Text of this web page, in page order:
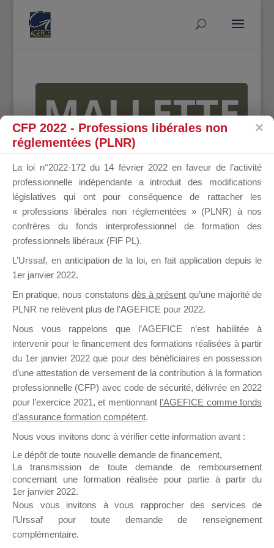
MALLETTE
DU
DIRIGEANT
Ce groupe est destiné aux Organismes de
Formation qui souhaitent répondre à l’Appel à
Propositions Mallette du Dirigeant.
sur lequel il est possible de laisser un message
ou poser une question.
NB : Il est nécessaire d’êtreinscrit(e)pour
pouvoir rejoindre ce groupe
CFP 2022 - Professions libérales non
réglementées (PLNR)
La loi n°2022-172 du 14 février 2022 en faveur de l’activité
professionnelle indépendante a introduit des modifications
législatives qui ont pour conséquence de rattacher les
« professions libérales non réglementées » (PLNR) à nos
confrères du fonds interprofessionnel de formation des
professionnels libéraux (FIF PL).
L’Urssaf, en anticipation de la loi, en fait application depuis le
1er janvier 2022.
En pratique, nous constatons dès à présent qu’une majorité de
PLNR ne relèvent plus de l’AGEFICE pour 2022.
Nous vous rappelons que l’AGEFICE n’est habilitée à
intervenir pour le financement des formations réalisées à partir
du 1er janvier 2022 que pour des bénéficiaires en possession
d’une attestation de versement de la contribution à la formation
professionnelle (CFP) avec code de sécurité, délivrée en 2022
pour l’exercice 2021, et mentionnant l’AGEFICE comme fonds
d’assurance formation compétent.
Nous vous invitons donc à vérifier cette information avant :
Le dépôt de toute nouvelle demande de financement,
La transmission de toute demande de remboursement
concernant une formation réalisée pour partie à partir du
1er janvier 2022.
Nous vous invitons à vous rapprocher des services de
l’Urssaf pour toute demande de renseignement
complémentaire.